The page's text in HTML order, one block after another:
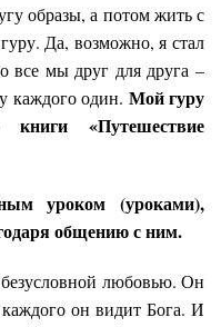
образы, а потом жить с
Да, возможно, я стал
все мы друг для друга –
каждого один. Мой гуру
«Путешествие
уроком (уроками),
общению с ним.
любовью. Он
он видит Бога. И